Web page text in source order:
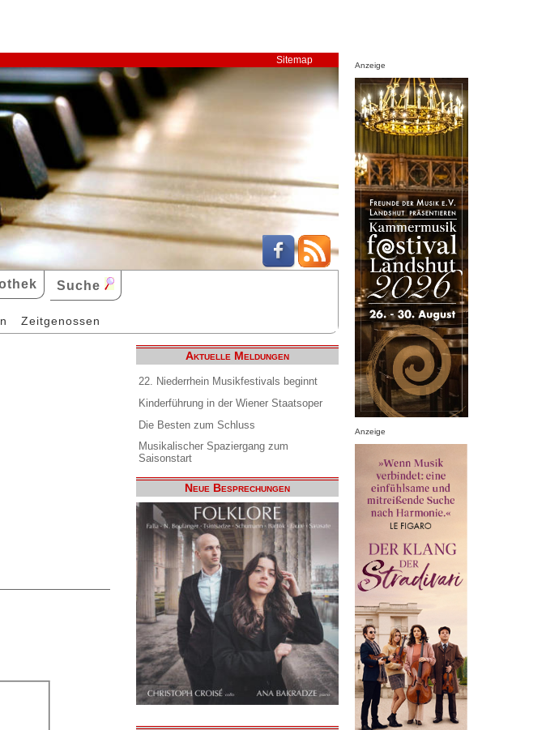
Sitemap
Suche
Zeitgenossen
Aktuelle Meldungen
22. Niederrhein Musikfestivals beginnt
Kinderführung in der Wiener Staatsoper
Die Besten zum Schluss
Musikalischer Spaziergang zum
Saisonstart
Neue Besprechungen
Anzeige
Anzeige